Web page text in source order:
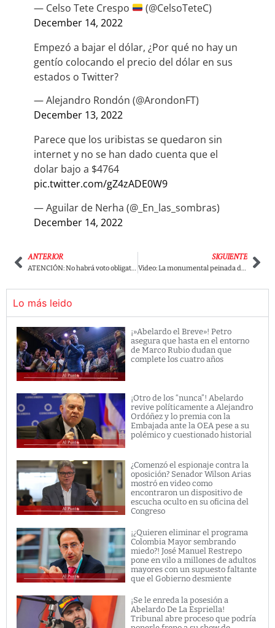
— Celso Tete Crespo
(@CelsoTeteC)
December 14, 2022
Empezó a bajar el dólar, ¿Por qué no hay un
gentío colocando el precio del dólar en sus
estados o Twitter?
— Alejandro Rondón (@ArondonFT)
December 13, 2022
Parece que los uribistas se quedaron sin
internet y no se han dado cuenta que el
dolar bajo a $4764
pic.twitter.com/gZ4zADE0W9
— Aguilar de Nerha (@_En_las_sombras)
December 14, 2022
ANTERIOR SIGUIENTE
Lo más leido
¡»Abelardo el Breve»! Petro
asegura que hasta en el entorno
de Marco Rubio dudan que
complete los cuatro años
¡Otro de los “nunca”! Abelardo
revive políticamente a Alejandro
Ordóñez y lo premia con la
Embajada ante la OEA pese a su
polémico y cuestionado historial
¿Comenzó el espionaje contra la
oposición? Senador Wilson Arias
mostró en video como
encontraron un dispositivo de
escucha oculto en su oficina del
Congreso
¡¿Quieren eliminar el programa
Colombia Mayor sembrando
miedo?! José Manuel Restrepo
pone en vilo a millones de adultos
mayores con un supuesto faltante
que el Gobierno desmiente
¡Se le enreda la posesión a
Abelardo De La Espriella!
Tribunal abre proceso que podría